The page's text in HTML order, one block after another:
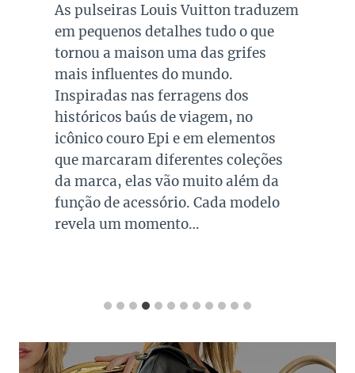
As pulseiras Louis Vuitton traduzem
em pequenos detalhes tudo o que
tornou a maison uma das grifes
mais influentes do mundo.
Inspiradas nas ferragens dos
históricos baús de viagem, no
icônico couro Epi e em elementos
que marcaram diferentes coleções
da marca, elas vão muito além da
função de acessório. Cada modelo
revela um momento…